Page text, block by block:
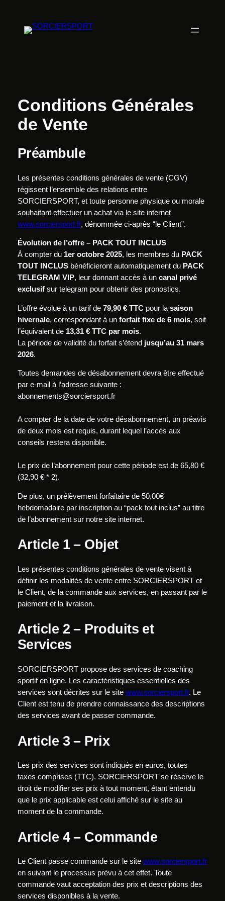
contenu
Conditions Générales
de Vente
Préambule
Les présentes conditions générales de vente (CGV)
régissent l’ensemble des relations entre
SORCIERSPORT, et toute personne physique ou morale
souhaitant effectuer un achat via le site internet
www.sorciersport.fr, dénommée ci-après “le Client”.
Évolution de l’offre – PACK TOUT INCLUS
À compter du 1er octobre 2025, les membres du PACK
TOUT INCLUSbénéficieront automatiquement du PACK
TELEGRAM VIP, leur donnant accès à un canal privé
exclusifsur telegram pour obtenir des pronostics.
L’offre évolue à un tarif de 79,90 € TTCpour la saison
hivernale, correspondant à un forfait fixe de 6 mois, soit
l’équivalent de 13,31 € TTC par mois.
La période de validité du forfait s’étend jusqu’au 31 mars
2026.
Toutes demandes de désabonnement devra être effectué
par e-mail à l’adresse suivante :
abonnements@sorciersport.fr
A compter de la date de votre désabonnement, un préavis
de deux mois est requis, durant lequel l’accès aux
conseils restera disponible.
Le prix de l’abonnement pour cette période est de 65,80 €
(32,90 € * 2).
De plus, un prélèvement forfaitaire de 50,00€
hebdomadaire par inscription au “pack tout inclus” au titre
de l’abonnement sur notre site internet.
Article 1 – Objet
Les présentes conditions générales de vente visent à
définir les modalités de vente entre SORCIERSPORT et
le Client, de la commande aux services, en passant par le
paiement et la livraison.
Article 2 – Produits et
Services
SORCIERSPORT propose des services de coaching
sportif en ligne. Les caractéristiques essentielles des
services sont décrites sur le site www.sorciersport.fr. Le
Client est tenu de prendre connaissance des descriptions
des services avant de passer commande.
Article 3 – Prix
Les prix des services sont indiqués en euros, toutes
taxes comprises (TTC). SORCIERSPORT se réserve le
droit de modifier ses prix à tout moment, étant entendu
que le prix applicable est celui affiché sur le site au
moment de la commande.
Article 4 – Commande
Le Client passe commande sur le site www.sorciersport.fr
en suivant le processus prévu à cet effet. Toute
commande vaut acceptation des prix et descriptions des
services disponibles à la vente.